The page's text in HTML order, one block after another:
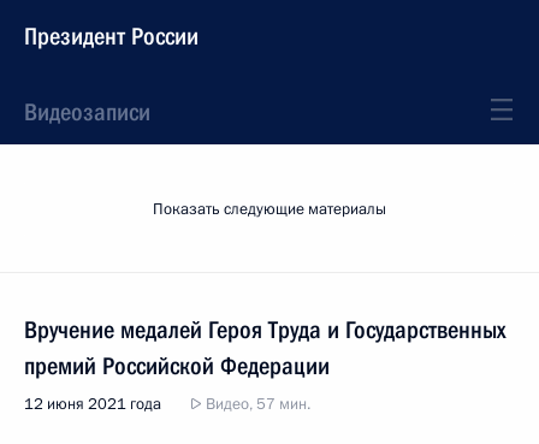
Президент России
Видеозаписи
Показать следующие материалы
Вручение медалей Героя Труда и Государственных
премий Российской Федерации
12 июня 2021 года Видео, 57 мин.